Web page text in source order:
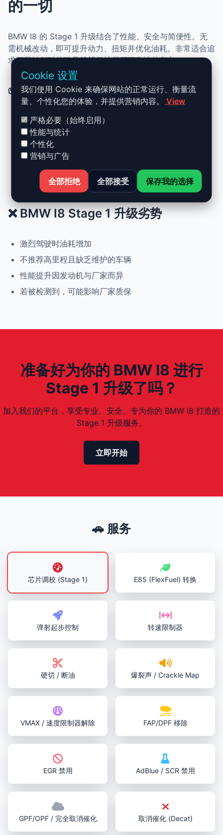
的一切
BMW I8 的 Stage 1 升级结合了性能、安全与简便性。无
需机械改动，即可提升动力、扭矩并优化油耗。非常适合追
求更灵敏驾驶体验且希望保持原厂可靠性的车主。
✅ BMW I8 Stage 1 升级优势
动力提升高达 +30%，扭矩提升 +25%
正常驾驶下优化油耗
可随时恢复原厂设置
无需机械改装
提升驾驶顺畅度与舒适性
❌ BMW I8 Stage 1 升级劣势
激烈驾驶时油耗增加
不推荐高里程且缺乏维护的车辆
性能提升因发动机与厂家而异
若被检测到，可能影响厂家质保
准备好为你的 BMW I8 进行
Stage 1 升级了吗？
加入我们的平台，享受专业、安全、专为你的 BMW I8 打造的
Stage 1 升级服务。
立即开始
Cookie 设置
我们使用 Cookie 来确保网站的正常运行、衡量流
量、个性化您的体验，并提供营销内容。
View
严格必要（始终启用）
性能与统计
个性化
营销与广告
全部拒绝 全部接受 保存我的选择
🚗 服务
芯片调校 (Stage 1) E85 (FlexFuel) 转换
弹射起步控制 转速限制器
硬切 / 断油 爆裂声 / Crackle Map
VMAX / 速度限制器解除 FAP/DPF 移除
EGR 禁用 AdBlue / SCR 禁用
GPF/OPF / 完全取消催化 取消催化 (Decat)